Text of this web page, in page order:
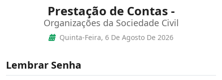
Prestação de Contas -
Organizações da Sociedade Civil
Quinta-Feira, 6 De Agosto De 2026
Lembrar Senha